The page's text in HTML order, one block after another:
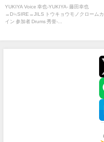
YUKIYA Voice 幸也-YUKIYA- 藤田幸也
→D≒SIRE→JILS トウキョウモノクロームカ
イン 参加者 Drums 秀誉-...